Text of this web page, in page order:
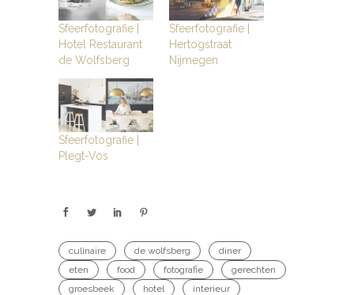
Sfeerfotografie |
Hotel Restaurant
de Wolfsberg
Sfeerfotografie |
Hertogstraat
Nijmegen
Sfeerfotografie |
Plegt-Vos
culinaire de wolfsberg
diner
eten
food fotografie
gerechten
groesbeek
hotel interieur